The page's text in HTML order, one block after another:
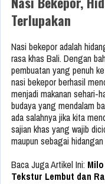
Terlupakan
Nasi bekepor adalah
rasa khas Bali. Dengan
pembuatan yang penuh
nasi bekepor berhasil
menjadi makanan sehari-
budaya yang mendalam
ada salahnya jika kita
sajian khas yang wajib
maupun sebagai
Baca Juga Artikel Ini:
Tekstur Lembut dan